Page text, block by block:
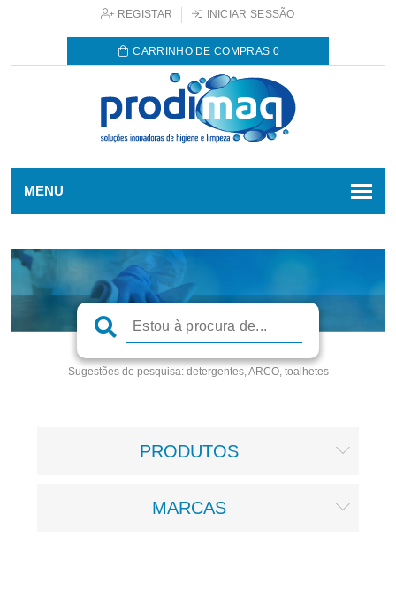
REGISTAR INICIAR SESSÃO
CARRINHO DE COMPRAS 0
MENU
Sugestões de pesquisa:detergentes, ARCO, toalhetes
PRODUTOS
MARCAS